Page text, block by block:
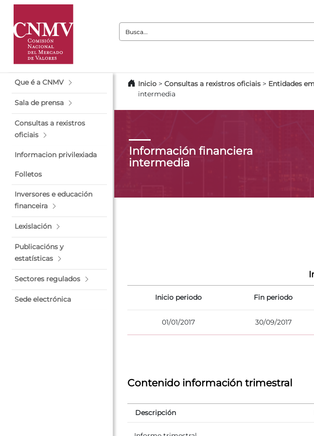
Busca:
Que é a CNMV
Sala de prensa
Consultas a rexistros
oficiais
Informacion privilexiada
Folletos
Inversores e educación
financeira
Lexislación
Publicacións y
estatísticas
Sectores regulados
Sede electrónica
Inicio > Consultas a rexistros oficiais > Entidades
intermedia
Información financiera
intermedia
Inicio periodo Fin periodo
01/01/2017 30/09/2017
Contenido información trimestral
Descripción